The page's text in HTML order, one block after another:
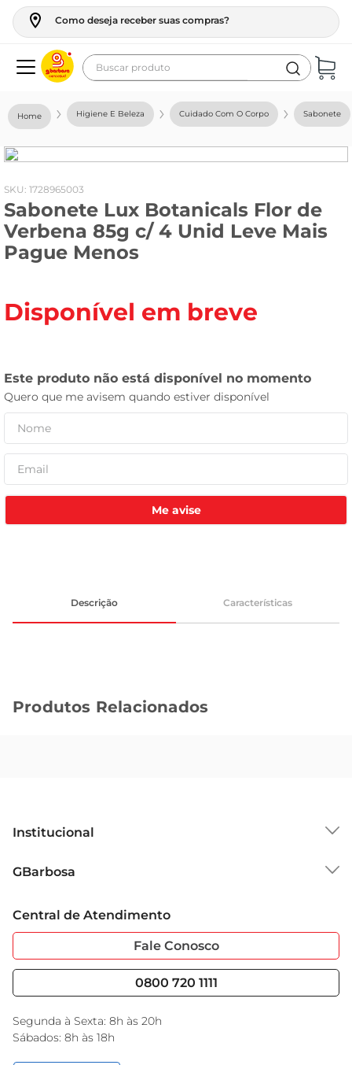
Como deseja receber suas compras?
Buscar produto
Higiene E Beleza Cuidado Com O Corpo Sabonete
: 1728965003
Sabonete Lux Botanicals Flor de
Verbena 85g c/ 4 Unid Leve Mais
Pague Menos
Disponível em breve
Me avise
Descrição Características
Produtos Relacionados
Institucional
Grupo Cencosud
Sobre Privacidade
Portal do Fornecedo
Nossas Lojas
GBarbosa
Garantia Estendida
Serviços
Black Friday
Encarte do Dia
Central de Atendimento
Fale Conosco
0800 720 1111
Segunda à Sexta: 8h às 20h
Sábados: 8h às 18h
geladeira
fogao
café
cerveja
frango
vinho
celular